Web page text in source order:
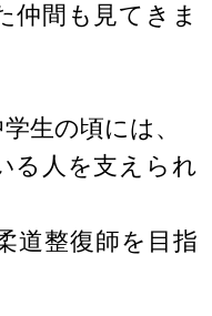
仲間も見てきま
生の頃には、
る人を支えられ
道整復師を目指